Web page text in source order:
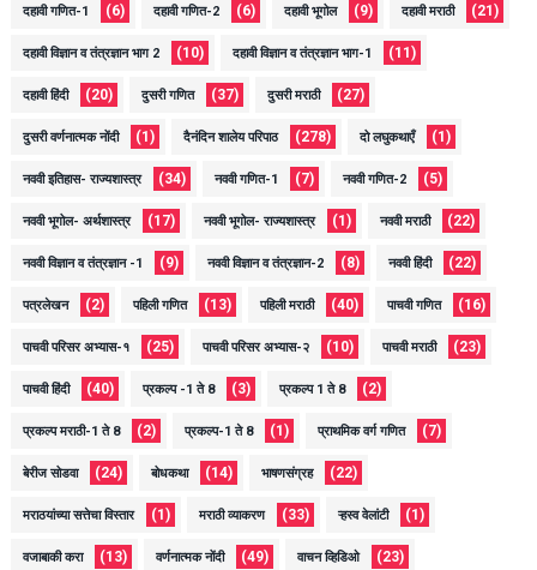
दहावी गणित-1 (6) दहावी गणित-2 (6) दहावी भूगोल (9) दहावी मराठी (21)
दहावी विज्ञान व तंत्रज्ञान भाग 2 (10) दहावी विज्ञान व तंत्रज्ञान भाग-1 (11)
दहावी हिंदी (20) दुसरी गणित (37) दुसरी मराठी (27)
दुसरी वर्णनात्मक नोंदी (1) दैनंदिन शालेय परिपाठ (278) दो लघुकथाएँ (1)
नववी इतिहास- राज्यशास्त्र (34) नववी गणित-1 (7) नववी गणित-2 (5)
नववी भूगोल- अर्थशास्त्र (17) नववी भूगोल- राज्यशास्त्र (1) नववी मराठी (22)
नववी विज्ञान व तंत्रज्ञान -1 (9) नववी विज्ञान व तंत्रज्ञान-2 (8) नववी हिंदी (22)
पत्रलेखन (2) पहिली गणित (13) पहिली मराठी (40) पाचवी गणित (16)
पाचवी परिसर अभ्यास-१ (25) पाचवी परिसर अभ्यास-२ (10) पाचवी मराठी (23)
पाचवी हिंदी (40) प्रकल्प -1 ते 8 (3) प्रकल्प 1 ते 8 (2)
प्रकल्प मराठी-1 ते 8 (2) प्रकल्प-1 ते 8 (1) प्राथमिक वर्ग गणित (7)
बेरीज सोडवा (24) बोधकथा (14) भाषणसंग्रह (22)
मराठयांच्या सत्तेचा विस्तार (1) मराठी व्याकरण (33) ऱ्हस्व वेलांटी (1)
वजाबाकी करा (13) वर्णनात्मक नोंदी (49) वाचन व्हिडिओ (23)